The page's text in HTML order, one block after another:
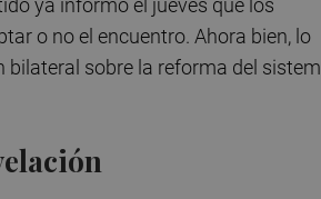
ya informó el jueves que los
o no el encuentro. Ahora bien, lo
bilateral sobre la reforma del